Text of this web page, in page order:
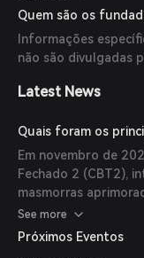
dentro do jogo,
regular a economia
Quem são os
Informações
não são divulgadas
Latest News
Quais foram os
Em novembro de
Fechado 2 (CBT2),
masmorras
de jogo abrangentes. (
See more
Próximos Eventos